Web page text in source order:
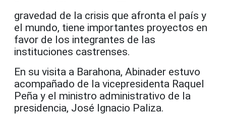
gravedad de la crisis que afronta el país y
el mundo, tiene importantes proyectos en
favor de los integrantes de las
instituciones castrenses.
En su visita a Barahona, Abinader estuvo
acompañado de la vicepresidenta Raquel
Peña y el ministro administrativo de la
presidencia, José Ignacio Paliza.